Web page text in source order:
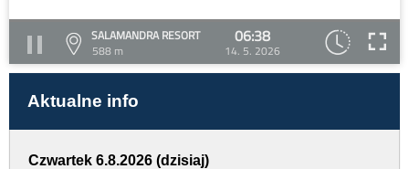
SALAMANDRA RESORT
588 m
06:38
14. 5. 2026
Aktualne info
Czwartek 6.8.2026 (dzisiaj)